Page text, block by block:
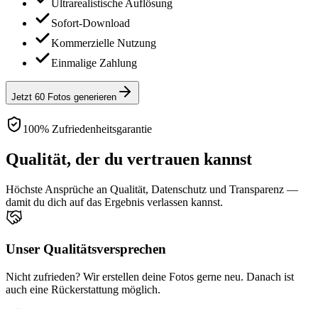
Ultrarealistische Auflösung
Sofort-Download
Kommerzielle Nutzung
Einmalige Zahlung
Jetzt 60 Fotos generieren
100% Zufriedenheitsgarantie
Qualität, der du vertrauen kannst
Höchste Ansprüche an Qualität, Datenschutz und Transparenz —
damit du dich auf das Ergebnis verlassen kannst.
Unser Qualitätsversprechen
Nicht zufrieden? Wir erstellen deine Fotos gerne neu. Danach ist
auch eine Rückerstattung möglich.